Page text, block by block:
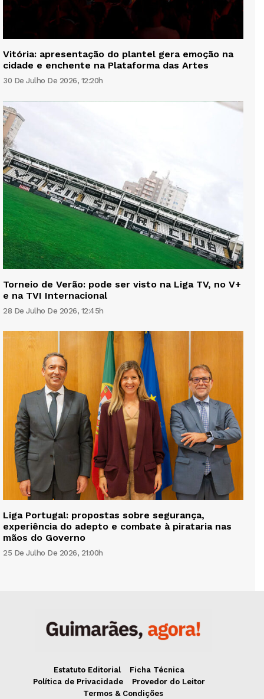
Vitória: apresentação do plantel gera emoção na
cidade e enchente na Plataforma das Artes
30 De Julho De 2026, 12:20h
Torneio de Verão: pode ser visto na Liga TV, no V+
e na TVI Internacional
28 De Julho De 2026, 12:45h
Liga Portugal: propostas sobre segurança,
experiência do adepto e combate à pirataria nas
mãos do Governo
25 De Julho De 2026, 21:00h
Estatuto Editorial
Ficha Técnica
Política de Privacidade
Provedor do Leitor
Termos & Condições